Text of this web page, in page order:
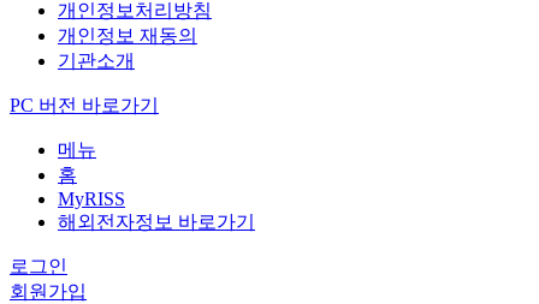
개인정보처리방침
개인정보 재동의
기관소개
PC 버전 바로가기
메뉴
홈
MyRISS
해외전자정보 바로가기
로그인
회원가입